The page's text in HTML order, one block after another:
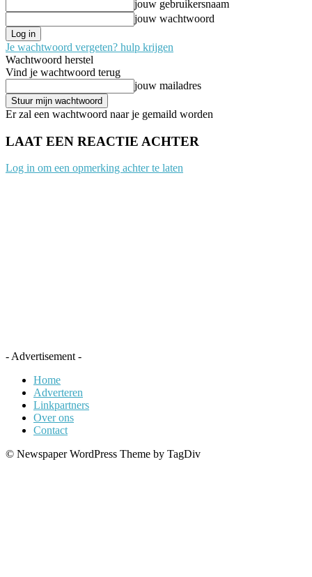
jouw gebruikersnaam
jouw wachtwoord
Je wachtwoord vergeten? hulp krijgen
Wachtwoord herstel
Vind je wachtwoord terug
jouw mailadres
Er zal een wachtwoord naar je gemaild worden
LAAT EEN REACTIE ACHTER
Log in om een opmerking achter te laten
- Advertisement -
Home
Adverteren
Linkpartners
Over ons
Contact
© Newspaper WordPress Theme by TagDiv